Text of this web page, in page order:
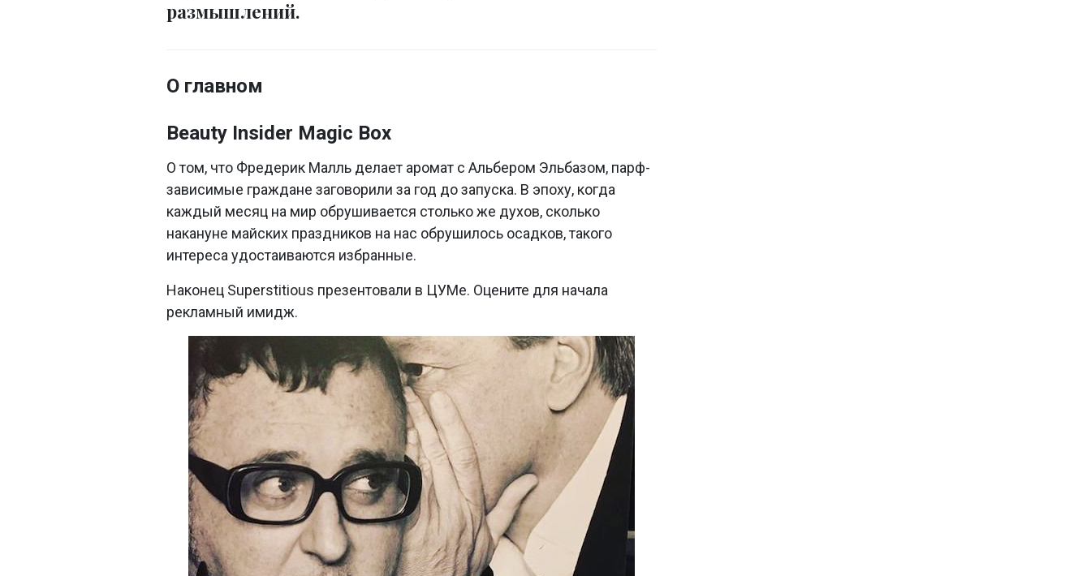
размышлений.
О главном
Beauty Insider Magic Box
О том, что Фредерик Малль делает аромат с Альбером Эльбазом, парф-
зависимые граждане заговорили за год до запуска. В эпоху, когда
каждый месяц на мир обрушивается столько же духов, сколько
накануне майских праздников на нас обрушилось осадков, такого
интереса удостаиваются избранные.
Наконец Superstitious презентовали в ЦУМе. Оцените для начала
рекламный имидж.